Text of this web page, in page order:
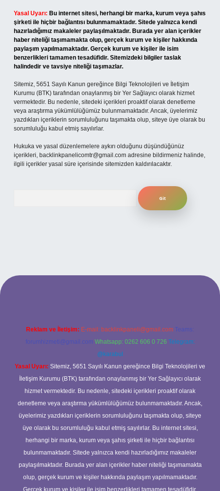
Yasal Uyarı: Bu internet sitesi, herhangi bir marka, kurum veya şahıs
şirketi ile hiçbir bağlantısı bulunmamaktadır. Sitede yalnızca kendi
hazırladığımız makaleler paylaşılmaktadır. Burada yer alan içerikler
haber niteliği taşımamakta olup, gerçek kurum ve kişiler hakkında
paylaşım yapılmamaktadır. Gerçek kurum ve kişiler ile isim
benzerlikleri tamamen tesadüfidir. Sitemizdeki bilgiler taslak
halindedir ve tavsiye niteliği taşımazlar.
Sitemiz, 5651 Sayılı Kanun gereğince Bilgi Teknolojileri ve İletişim
Kurumu (BTK) tarafından onaylanmış bir Yer Sağlayıcı olarak hizmet
vermektedir. Bu nedenle, sitedeki içerikleri proaktif olarak denetleme
veya araştırma yükümlülüğümüz bulunmamaktadır. Ancak, üyelerimiz
yazdıkları içeriklerin sorumluluğunu taşımakta olup, siteye üye olarak bu
sorumluluğu kabul etmiş sayılırlar.
Hukuka ve yasal düzenlemelere aykırı olduğunu düşündüğünüz
içerikleri, backlinkpanelicomtr@gmail.com adresine bildirmeniz halinde,
ilgili içerikler yasal süre içerisinde sitemizden kaldırılacaktır.
adresi
Reklam ve İletişim: E-mail: backlinkpaneli@gmail.com Teams:
forumhizmeti@gmail.com Whatsapp: 0262 606 0 726 Telegram:
@karabul
Yasal Uyarı: Sitemiz, 5651 Sayılı Kanun gereğince Bilgi Teknolojileri ve
İletişim Kurumu (BTK) tarafından onaylanmış bir Yer Sağlayıcı olarak
hizmet vermektedir. Bu nedenle, sitedeki içerikleri proaktif olarak
denetleme veya araştırma yükümlülüğümüz bulunmamaktadır. Ancak,
üyelerimiz yazdıkları içeriklerin sorumluluğunu taşımakta olup, siteye
üye olarak bu sorumluluğu kabul etmiş sayılırlar. Bu internet sitesi,
herhangi bir marka, kurum veya şahıs şirketi ile hiçbir bağlantısı
bulunmamaktadır. Sitede yalnızca kendi hazırladığımız makaleler
paylaşılmaktadır. Burada yer alan içerikler haber niteliği taşımamakta
olup, gerçek kurum ve kişiler hakkında paylaşım yapılmamaktadır.
Gerçek kurum ve kişiler ile isim benzerlikleri tamamen tesadüfidir.